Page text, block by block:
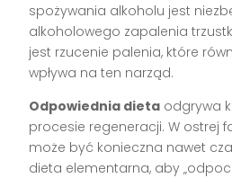
spożywania alkoholu jest
alkoholowego zapalenia
jest rzucenie palenia, które
wpływa na ten narząd.
Odpowiednia dieta odgrywa
procesie regeneracji. W ostrej
może być konieczna nawet
dieta elementarna, aby